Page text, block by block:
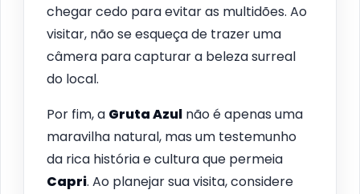
chegar cedo para evitar as multidões. Ao
visitar, não se esqueça de trazer uma
câmera para capturar a beleza surreal
do local.
Por fim, a Gruta Azul não é apenas uma
maravilha natural, mas um testemunho
da rica história e cultura que permeia
Capri. Ao planejar sua visita, considere